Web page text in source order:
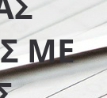
ΜΕ